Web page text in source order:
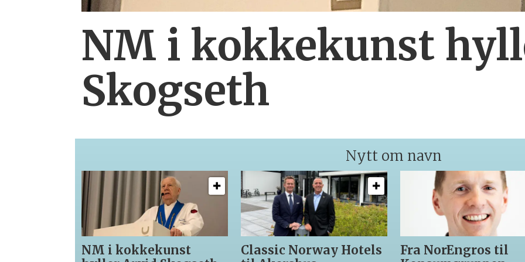
NM i kokkekunst
Skogseth
Nytt om navn
NM i kokkekunst
Classic Norway Hotels
Fra NorEngros til